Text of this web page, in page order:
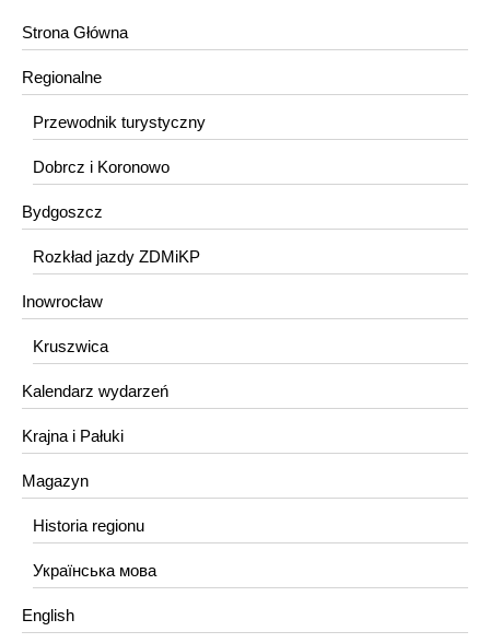
Strona Główna
Regionalne
Przewodnik turystyczny
Dobrcz i Koronowo
Bydgoszcz
Rozkład jazdy ZDMiKP
Inowrocław
Kruszwica
Kalendarz wydarzeń
Krajna i Pałuki
Magazyn
Historia regionu
Українська мова
English